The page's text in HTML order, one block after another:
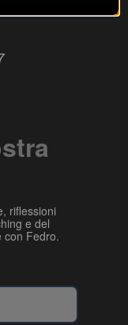
riflessioni
e del
con Fedro.